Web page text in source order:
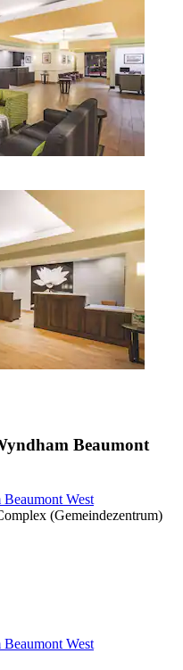
Beaumont
West
(Gemeindezentrum)
West